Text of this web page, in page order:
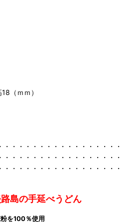
18（ｍｍ）
・・・・・・・・・・・・・・・・・
・・・・・・・・・・・・・・・・・
・・・・・・・・・・・・・・・・・
島の手延べうどん
を100％使用